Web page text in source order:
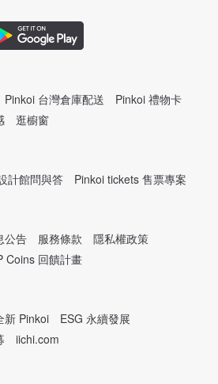
Pinkoi 台灣倉庫配送
Pinkoi 禮物卡
逛櫥窗
計館問與答 Pinkoi tickets 售票專案
公告 服務條款
隱私權政策
Coins 回饋計畫
新 Pinkoi
ESG 永續發展
iichi.com